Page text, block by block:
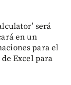
será
en un
para el
Excel para